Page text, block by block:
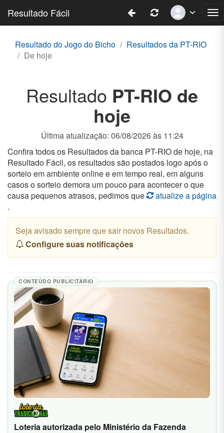
de
Perfil
Atualizar
Página
Página
Anterior
Resultado Fácil
Resultado do Jogo do Bicho
Resultados da PT-RIO
De hoje
Resultado PT-RIO de
hoje
Última atualização: 06/08/2026 às 11:24
Confira todos os Resultados da banca PT-RIO de hoje, na
Resultado Fácil, os resultados são postados logo após o
sorteio em ambiente online e em tempo real, em alguns
casos o sorteio demora um pouco para acontecer o que
causa pequenos atrasos, pedimos que
atualize a página
.
Seja avisado sempre que sair novos Resultados.
Configure suas notificações
CONTEÚDO PUBLICITÁRIO
Loteria autorizada pelo Ministério da Fazenda